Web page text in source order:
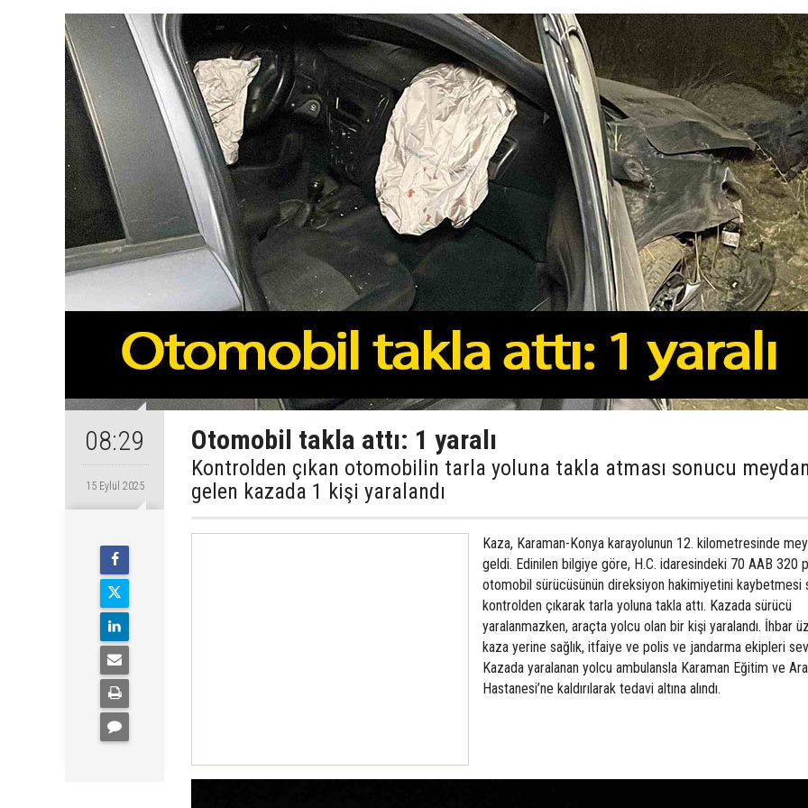
08:29
15 Eylül 2025
Otomobil takla attı: 1 yaralı
Kontrolden çıkan otomobilin tarla yoluna takla atması sonucu
gelen kazada 1 kişi yaralandı
Kaza, Karaman-Konya karayolunun 12. kilometresinde
geldi. Edinilen bilgiye göre, H.C. idaresindeki 70 AAB 320
otomobil sürücüsünün direksiyon hakimiyetini kaybetmesi
kontrolden çıkarak tarla yoluna takla attı. Kazada sürücü
yaralanmazken, araçta yolcu olan bir kişi yaralandı. İhbar
kaza yerine sağlık, itfaiye ve polis ve jandarma ekipleri
Kazada yaralanan yolcu ambulansla Karaman Eğitim ve
Hastanesi’ne kaldırılarak tedavi altına alındı.